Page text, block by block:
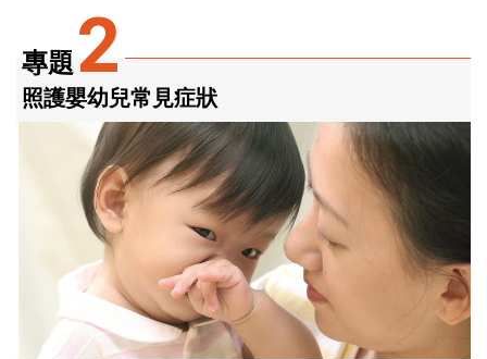
專題2
照護嬰幼兒常見症狀